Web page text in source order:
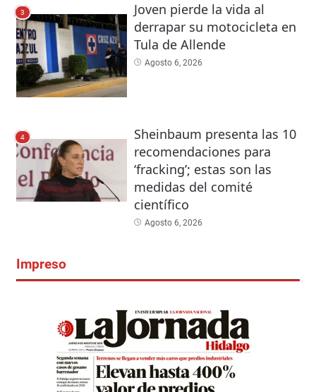
3
Joven pierde la vida al
derrapar su motocicleta en
Tula de Allende
Agosto 6, 2026
4
Sheinbaum presenta las 10
recomendaciones para
‘fracking’; estas son las
medidas del comité
científico
Agosto 6, 2026
Impreso